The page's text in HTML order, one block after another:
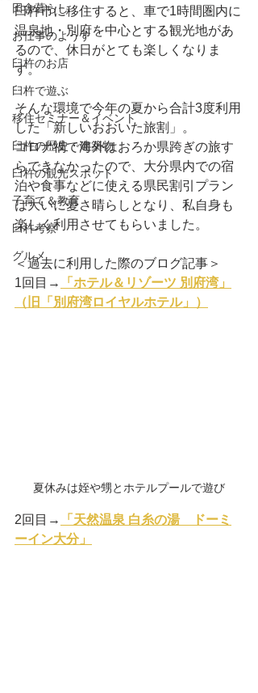
田舎暮らし
お仕事のようす
臼杵のお店
臼杵で遊ぶ
移住セミナー＆イベント
臼杵の歴史・建築物
臼杵の観光スポット
子育て＆教育
臼杵考察
グルメ
臼杵市に移住すると、車で1時間圏内に
温泉地・別府を中心とする観光地があ
るので、休日がとても楽しくなりま
す。
そんな環境で今年の夏から合計3度利用
した「新しいおおいた旅割」。
コロナ禍で海外はおろか県跨ぎの旅す
らできなかったので、大分県内での宿
泊や食事などに使える県民割引プラン
は大いに憂さ晴らしとなり、私自身も
楽しく利用させてもらいました。
＜過去に利用した際のブログ記事＞
1回目→
「ホテル＆リゾーツ 別府湾」
（旧「別府湾ロイヤルホテル」）
夏休みは姪や甥とホテルプールで遊び
2回目→
「天然温泉 白糸の湯　ドーミ
ーイン大分」